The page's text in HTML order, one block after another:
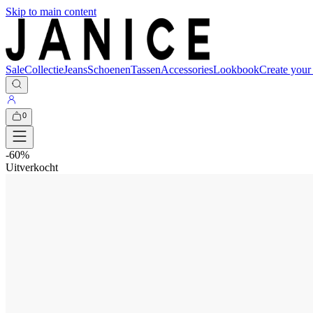
Skip to main content
SaleCollectieJeansSchoenenTassenAccessoriesLookbookCreate
0
-60%
Uitverkocht